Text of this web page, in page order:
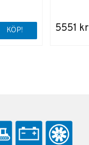
KÖP! 5551 kr